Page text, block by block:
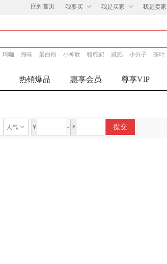
回到首页 我要买 我是买家 我是卖家
玛咖 海味 蛋白粉 小神吹 骆驼奶 减肥 小分子 茶叶
热销爆品 惠享会员 尊享VIP
人气 ¥ - ¥ 提交